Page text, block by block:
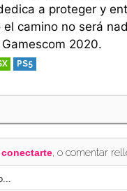
a proteger y
camino no será
2020.
PS5
conectarte, o comentar